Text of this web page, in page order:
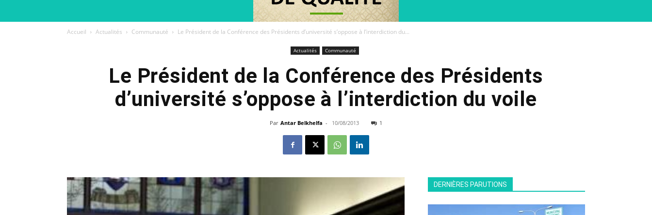
Accueil Actualités Communauté Le Président de la Conférence des Présidents d’université s’oppose à l’interdiction du...
Actualités Communauté
Le Président de la Conférence des Présidents
d’université s’oppose à l’interdiction du voile
Par Antar Belkhelfa - 10/08/2013 1
DERNIÈRES PARUTIONS